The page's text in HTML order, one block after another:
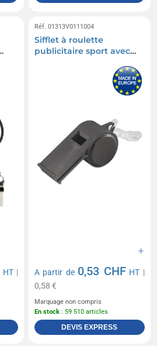
HT|
Réf. 01313V0111004
Sifflet à roulette
publicitaire sport avec
A partir de 0,53 CHF HT |
0,58 €
Marquage non compris
En stock : 59 510 articles
DEVIS EXPRESS